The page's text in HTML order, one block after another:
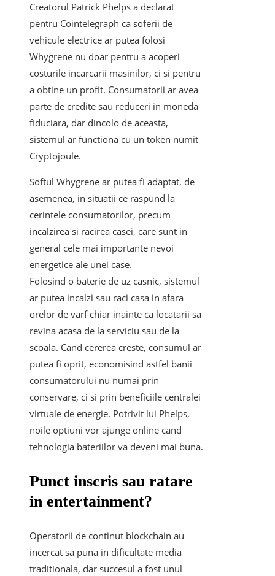
Creatorul Patrick Phelps a declarat
pentru Cointelegraph ca soferii de
vehicule electrice ar putea folosi
Whygrene nu doar pentru a acoperi
costurile incarcarii masinilor, ci si pentru
a obtine un profit. Consumatorii ar avea
parte de credite sau reduceri in moneda
fiduciara, dar dincolo de aceasta,
sistemul ar functiona cu un token numit
Cryptojoule.
Softul Whygrene ar putea fi adaptat, de
asemenea, in situatii ce raspund la
cerintele consumatorilor, precum
incalzirea si racirea casei, care sunt in
general cele mai importante nevoi
energetice ale unei case.
Folosind o baterie de uz casnic, sistemul
ar putea incalzi sau raci casa in afara
orelor de varf chiar inainte ca locatarii sa
revina acasa de la serviciu sau de la
scoala. Cand cererea creste, consumul ar
putea fi oprit, economisind astfel banii
consumatorului nu numai prin
conservare, ci si prin beneficiile centralei
virtuale de energie. Potrivit lui Phelps,
noile optiuni vor ajunge online cand
tehnologia bateriilor va deveni mai buna.
Punct inscris sau ratare
in entertainment?
Operatorii de continut blockchain au
incercat sa puna in dificultate media
traditionala, dar succesul a fost unul